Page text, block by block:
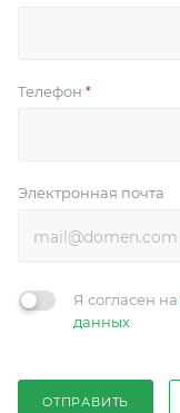
Телефон *
Электронная почта
Я согласен на
данных
ОТПРАВИТЬ